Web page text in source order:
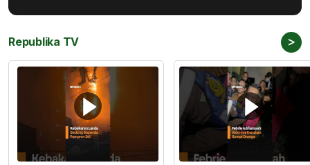
Republika TV >